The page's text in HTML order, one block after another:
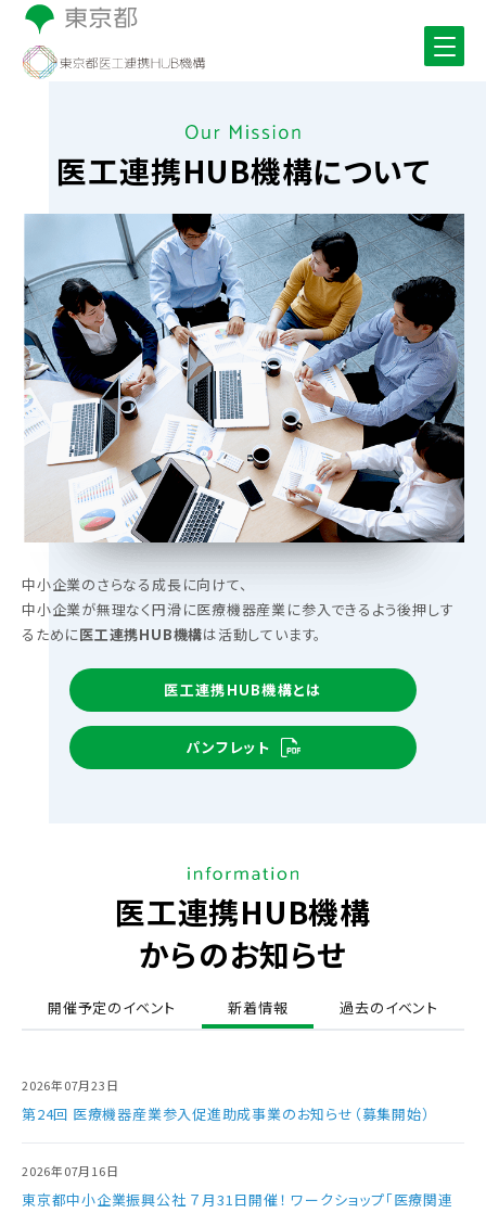
医工連携HUB機構について
中小企業のさらなる成長に向けて、
中小企業が無理なく円滑に医療機器産業に参入できるよう後押しす
るために医工連携HUB機構は活動しています。
医工連携HUB機構とは
パンフレット
医工連携HUB機構
からのお知らせ
開催予定のイベント 新着情報 過去のイベント
2026年07月23日
第24回 医療機器産業参入促進助成事業のお知らせ（募集開始）
2026年07月16日
東京都中小企業振興公社 ７月31日開催！ ワークショップ「医療関連